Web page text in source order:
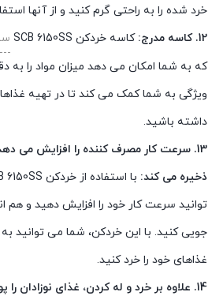
خرد شده را به راحتی گرم کنید و از آنها
12. کاسه مدرج:
کاسه خردکن SCB 6150SS
که به شما امکان می دهد میزان مواد را به
ویژگی به شما کمک می کند تا در تهیه
داشته باشید.
13. سرعت کار مصرف کننده را افزایش می
ذخیره می کند:
توانید سرعت کار خود را افزایش دهید و هم
جویی کنید. با این خردکن، شما می توانید
غذاهای خود را خرد کنید.
14. علاوه بر خرد و له کردن، غذای نوزادان